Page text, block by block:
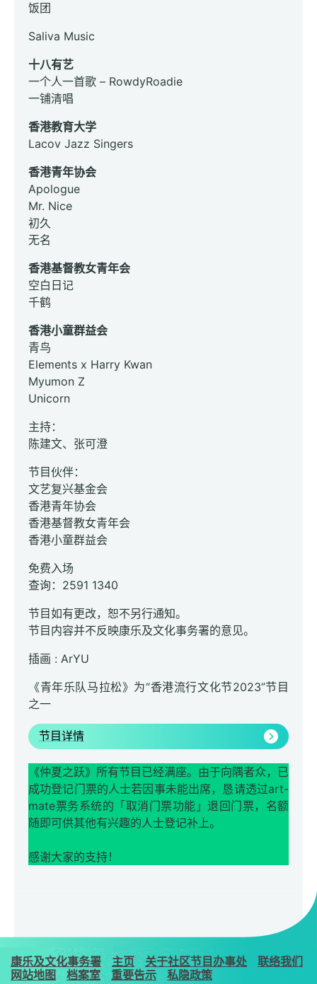
饭团
Saliva Music
十八有艺
一个人一首歌 – RowdyRoadie
一铺清唱
香港教育大学
Lacov Jazz Singers
香港青年协会
Apologue
Mr. Nice
初久
无名
香港基督教女青年会
空白日记
千鹤
香港小童群益会
青鸟
Elements x Harry Kwan
Myumon Z
Unicorn
主持：
陈建文、张可澄
节目伙伴：
文艺复兴基金会
香港青年协会
香港基督教女青年会
香港小童群益会
免费入场
查询：2591 1340
节目如有更改，恕不另行通知。
节目内容并不反映康乐及文化事务署的意见。
插画 : ArYU
《青年乐队马拉松》为“香港流行文化节2023”节目
之一
节目详情
《仲夏之跃》所有节目已经满座。由于向隅者众，已
成功登记门票的人士若因事未能出席，恳请透过art-
mate票务系统的「取消门票功能」退回门票，名额
随即可供其他有兴趣的人士登记补上。
感谢大家的支持！
康乐及文化事务署 主页 关于社区节目办事处
联络我们
网站地图
档案室 重要告示 私隐政策